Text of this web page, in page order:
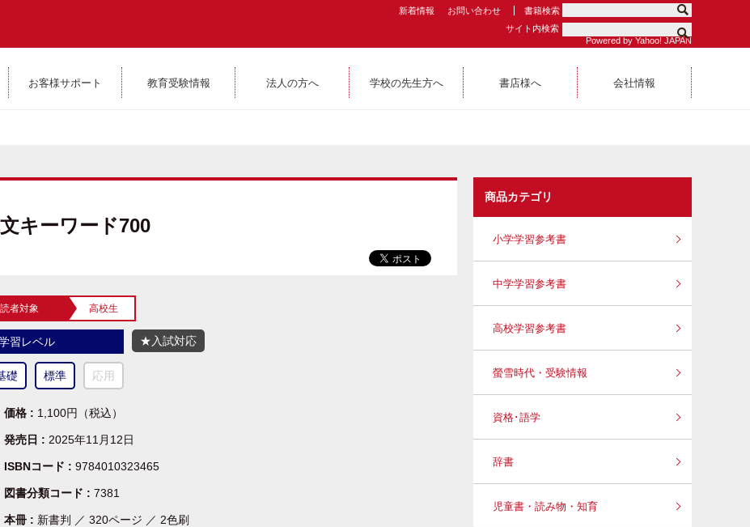
新着情報 お問い合わせ
書籍検索
サイト内検索
Powered by Yahoo! JAPAN
お客様サポート 教育受験情報 法人の方へ 学校の先生方へ 書店様へ 会社情報
キーワード700
読者対象 高校生
習レベル
礎 標準 応用
★入試対応
価格 : 1,100円（税込）
発売日 : 2025年11月12日
ISBNコード : 9784010323465
図書分類コード : 7381
本冊 : 新書判 ／ 320ページ ／ 2色刷
商品カテゴリ
小学学習参考書
中学学習参考書
高校学習参考書
螢雪時代・受験情報
資格･語学
辞書
児童書・読み物・知育